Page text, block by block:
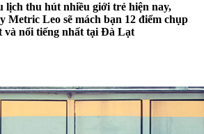
lịch thu hút nhiều giới trẻ hiện nay,
Metric Leo sẽ mách bạn 12 điểm chụp
và nổi tiếng nhất tại Đà Lạt